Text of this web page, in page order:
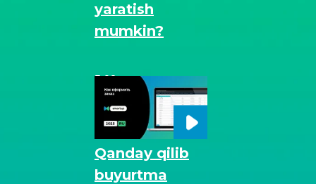
yaratish
mumkin?
5:02
Qanday qilib
buyurtma